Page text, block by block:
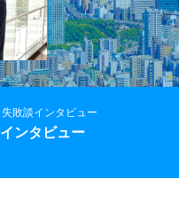
敗談インタビュー
ンタビュー